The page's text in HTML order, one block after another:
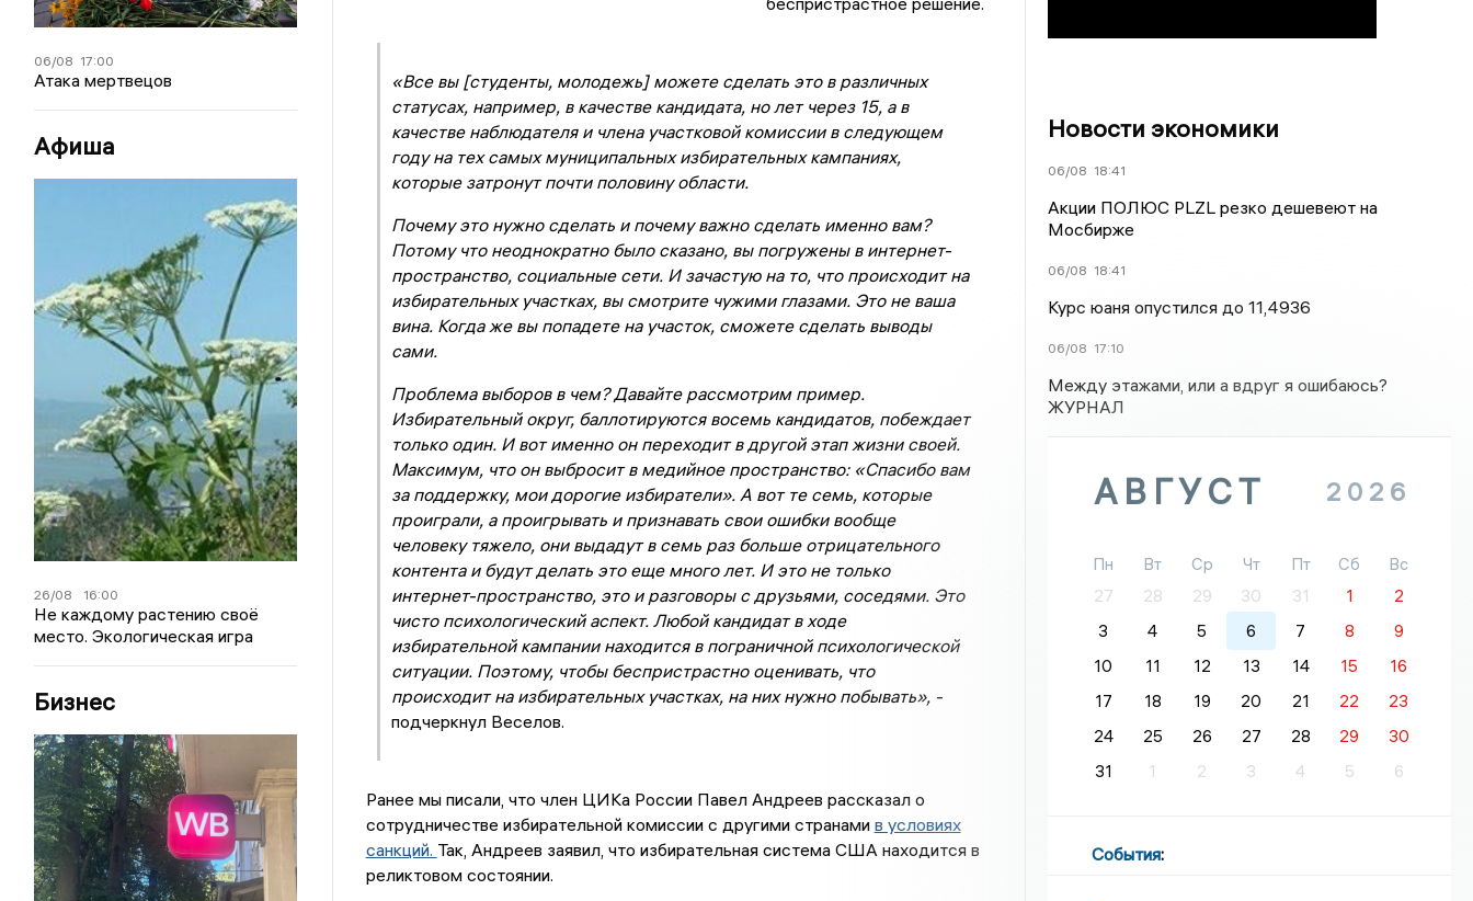
06/08 17:00
Атака мертвецов
Афиша
26/08 16:00
Не каждому растению своё
место. Экологическая игра
Бизнес
«Все вы [студенты, молодежь] можете сделать это в различных
статусах, например, в качестве кандидата, но лет через 15, а в
качестве наблюдателя и члена участковой комиссии в следующем
году на тех самых муниципальных избирательных кампаниях,
которые затронут почти половину области.
Почему это нужно сделать и почему важно сделать именно вам?
Потому что неоднократно было сказано, вы погружены в интернет-
пространство, социальные сети. И зачастую на то, что происходит на
избирательных участках, вы смотрите чужими глазами. Это не ваша
вина. Когда же вы попадете на участок, сможете сделать выводы
сами.
Проблема выборов в чем? Давайте рассмотрим пример.
Избирательный округ, баллотируются восемь кандидатов, побеждает
только один. И вот именно он переходит в другой этап жизни своей.
Максимум, что он выбросит в медийное пространство: «Спасибо вам
за поддержку, мои дорогие избиратели». А вот те семь, которые
проиграли, а проигрывать и признавать свои ошибки вообще
человеку тяжело, они выдадут в семь раз больше отрицательного
контента и будут делать это еще много лет. И это не только
интернет-пространство, это и разговоры с друзьями, соседями. Это
чисто психологический аспект. Любой кандидат в ходе
избирательной кампании находится в пограничной психологической
ситуации. Поэтому, чтобы беспристрастно оценивать, что
происходит на избирательных участках, на них нужно побывать», -
подчеркнул Веселов.
Ранее мы писали, что член ЦИКа России Павел Андреев рассказал о
сотрудничестве избирательной комиссии с другими странами в условиях
санкций. Так, Андреев заявил, что избирательная система США находится в
реликтовом состоянии.
Новости экономики
06/08 18:41
Акции ПОЛЮС PLZL резко дешевеют на
Мосбирже
06/08 18:41
Курс юаня опустился до 11,4936
06/08 17:10
Между этажами, или а вдруг я ошибаюсь?
ЖУРНАЛ
АВГУСТ 2026
Пн Вт Ср Чт Пт Сб
Вс
27
28 29 30 31 1
2
3
4 5 6 7 8
9
10
11 12 13 14 15
16
17
18 19 20 21 22
23
24
25 26 27 28 29
30
31
1 2 3 4 5 6
События: